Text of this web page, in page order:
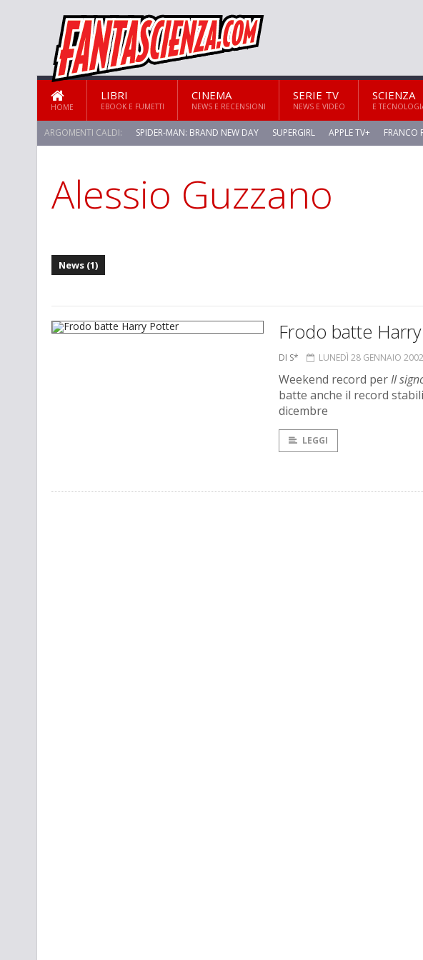
HOME
LIBRI
EBOOK E FUMETTI
CINEMA
NEWS E RECENSIONI
SERIE TV
NEWS E VIDEO
SCIENZA
E
ARGOMENTI CALDI: SPIDER-MAN: BRAND NEW DAY SUPERGIRL APPLE TV+ FRANCO
Alessio Guzzano
News (1)
Frodo batte
DI S* LUNEDÌ 28 GENNAIO 2002
Weekend record perIl
batte anche il record
dicembre
LEGGI